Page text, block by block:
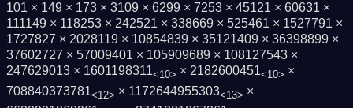
101 × 149 × 173 × 3109 × 6299 × 7253 × 45121 × 60631 ×
111149 × 118253 × 242521 × 338669 × 525461 × 1527791 ×
1727827 × 2028119 × 10854839 × 35121409 × 36398899 ×
37602727 × 57009401 × 105909689 × 108127543 ×
247629013 × 1601198311<10> × 2182600451<10> ×
708840373781<12> × 1172644955303<13> ×